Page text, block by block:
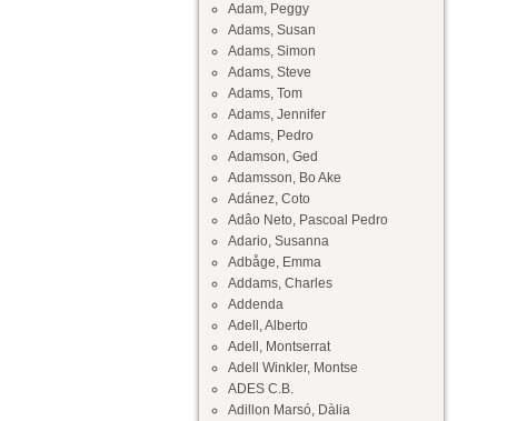
Adam, Peggy
Adams, Susan
Adams, Simon
Adams, Steve
Adams, Tom
Adams, Jennifer
Adams, Pedro
Adamson, Ged
Adamsson, Bo Ake
Adánez, Coto
Adâo Neto, Pascoal Pedro
Adario, Susanna
Adbåge, Emma
Addams, Charles
Addenda
Adell, Alberto
Adell, Montserrat
Adell Winkler, Montse
ADES C.B.
Adillon Marsó, Dàlia